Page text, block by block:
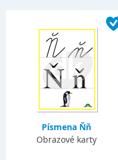
Písmena Ňň
Obrazové karty